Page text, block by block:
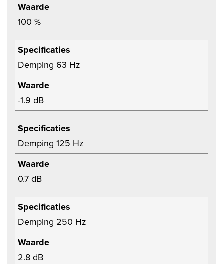
Waarde
100 %
Specificaties
Demping 63 Hz
Waarde
-1.9 dB
Specificaties
Demping 125 Hz
Waarde
0.7 dB
Specificaties
Demping 250 Hz
Waarde
2.8 dB